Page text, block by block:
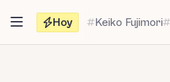
contenido
Hoy Keiko Fujimori